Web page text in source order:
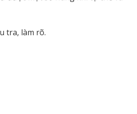
tra, làm rõ.